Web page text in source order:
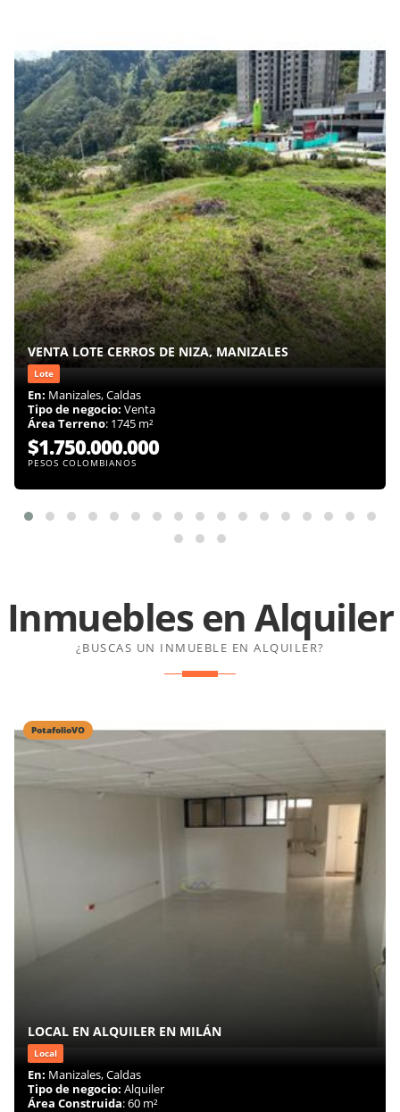
VENTA LOTE CERROS DE NIZA, MANIZALES
Lote
En: Manizales, Caldas
Tipo de negocio: Venta
Área Terreno: 1745 m²
$1.750.000.000
PESOS COLOMBIANOS
Inmuebles enAlquiler
¿BUSCAS UN INMUEBLE EN ALQUILER?
PotafolioVO
LOCAL EN ALQUILER EN MILÁN
Local
En: Manizales, Caldas
Tipo de negocio: Alquiler
Área Construida: 60 m²